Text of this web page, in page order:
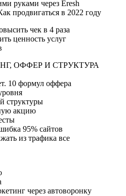
руками через Eresh
продвигаться в 2022 году
чек в 4 раза
ценность услуг
ОФФЕР И СТРУКТУРА
10 формул оффера
структуры
акцию
95% сайтов
из трафика все
через автоворонку